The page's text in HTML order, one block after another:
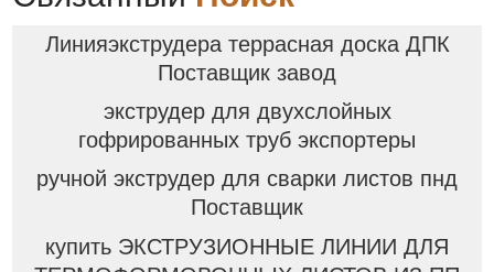
Линияэкструдера террасная доска ДПК
Поставщик завод
экструдер для двухслойных
гофрированных труб экспортеры
ручной экструдер для сварки листов пнд
Поставщик
купить ЭКСТРУЗИОННЫЕ ЛИНИИ ДЛЯ